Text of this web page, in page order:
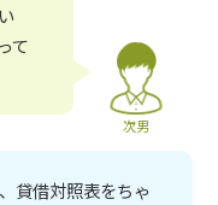
て
次男
貸借対照表をちゃ